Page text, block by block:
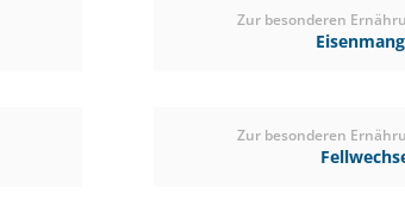
Zur besonderen
Zur besonderen